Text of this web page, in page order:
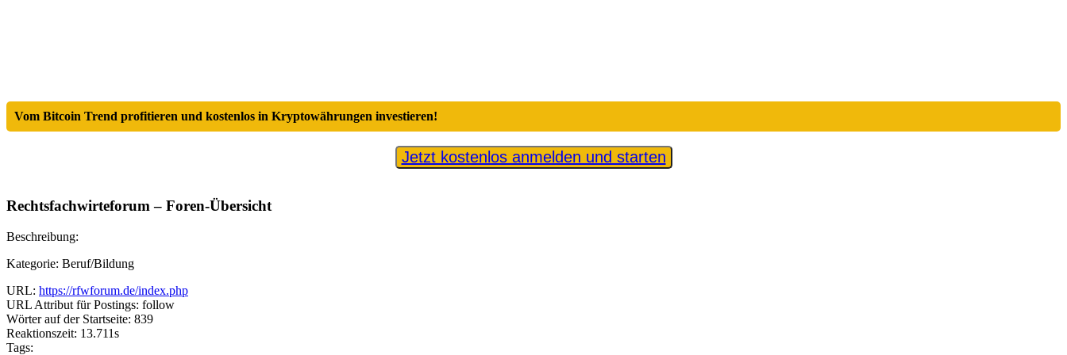
Vom Bitcoin Trend profitieren und kostenlos in Kryptowährungen investieren!
Jetzt kostenlos anmelden und starten
Rechtsfachwirteforum – Foren-Übersicht
Beschreibung:
Kategorie: Beruf/Bildung
URL: https://rfwforum.de/index.php
URL Attribut für Postings: follow
Wörter auf der Startseite: 839
Reaktionszeit: 13.711s
Tags: